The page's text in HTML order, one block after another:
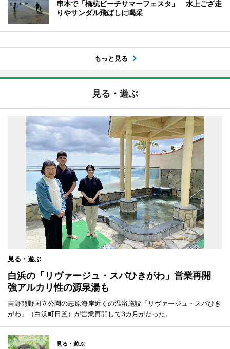
串本で「橋杭ビーチサマーフェスタ」 水上ござ走
りやサンダル飛ばしに喝采
もっと見る
見る・遊ぶ
見る・遊ぶ
白浜の「リヴァージュ・スパひきがわ」営業再開
強アルカリ性の源泉湯も
吉野熊野国立公園の志原海岸近くの温浴施設「リヴァージュ・スパひき
がわ」（白浜町日置）が営業再開して3カ月がたった。
見る・遊ぶ